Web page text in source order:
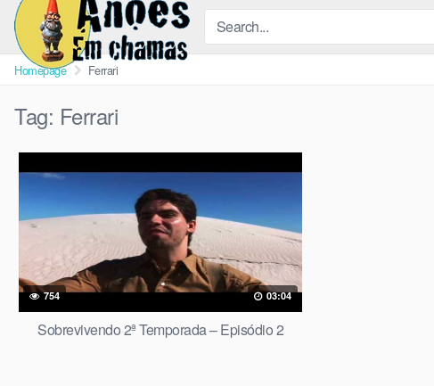
Skip
content
Homepage Ferrari
Tag: Ferrari
754 03:04
Sobrevivendo 2ª Temporada – Episódio 2